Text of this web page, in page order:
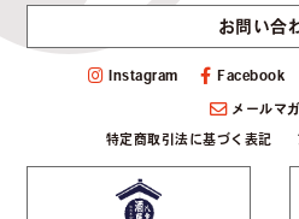
お問い合
Instagram Facebook
メールマ
特定商取引法に基づく表記